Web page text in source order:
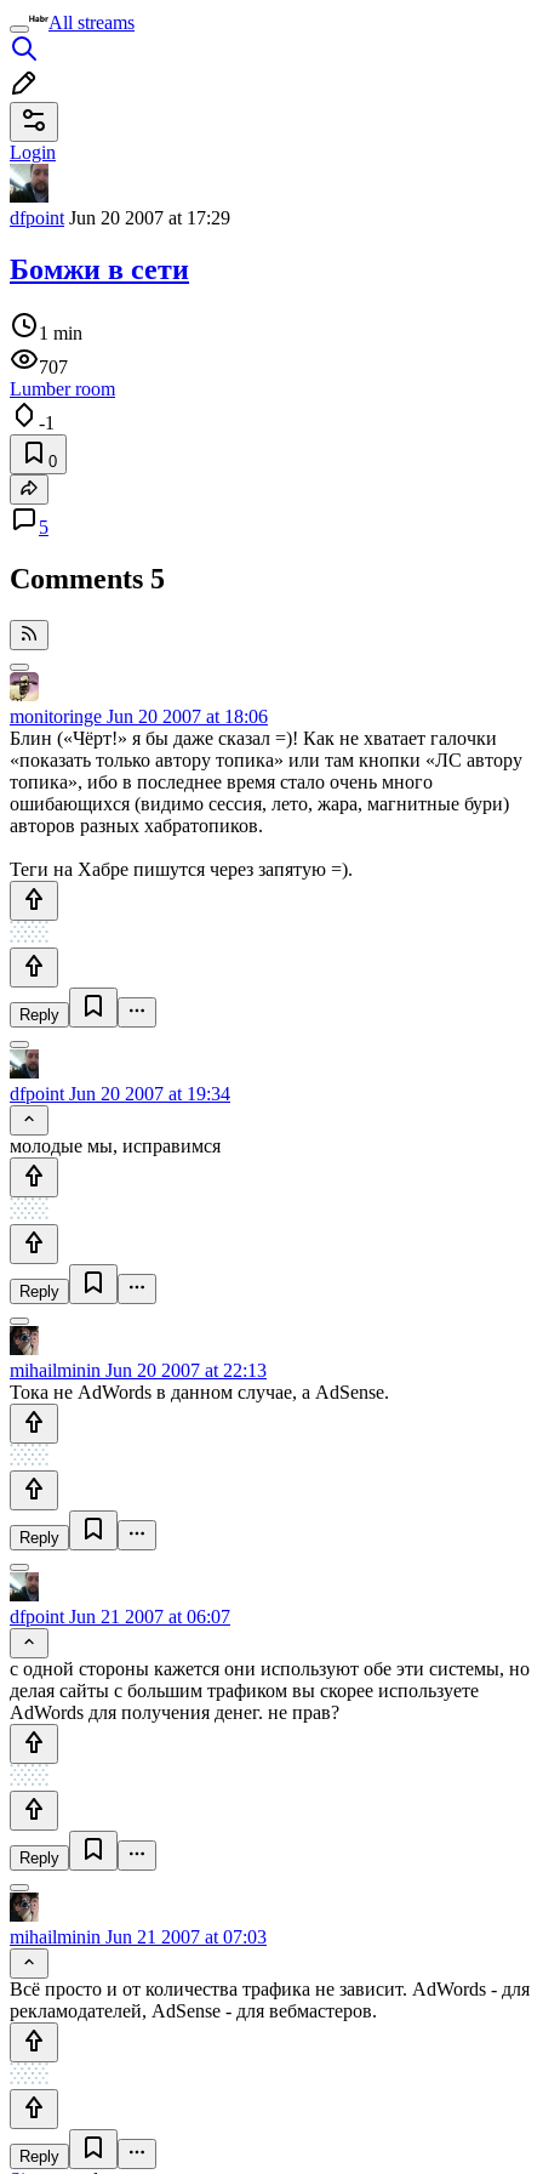
All streams
Login
dfpoint Jun 20 2007 at 17:29
Бомжи в сети
1 min
707
Lumber room
-1
0
5
Comments 5
monitoringe Jun 20 2007 at 18:06
Блин («Чёрт!» я бы даже сказал =)! Как не хватает галочки
«показать только автору топика» или там кнопки «ЛС автору
топика», ибо в последнее время стало очень много
ошибающихся (видимо сессия, лето, жара, магнитные бури)
авторов разных хабратопиков.
Теги на Хабре пишутся через запятую =).
Reply
dfpoint Jun 20 2007 at 19:34
молодые мы, исправимся
Reply
mihailminin Jun 20 2007 at 22:13
Тока не AdWords в данном случае, а AdSense.
Reply
dfpoint Jun 21 2007 at 06:07
с одной стороны кажется они используют обе эти системы, но
делая сайты с большим трафиком вы скорее используете
AdWords для получения денег. не прав?
Reply
mihailminin Jun 21 2007 at 07:03
Всё просто и от количества трафика не зависит. AdWords - для
рекламодателей, AdSense - для вебмастеров.
Reply